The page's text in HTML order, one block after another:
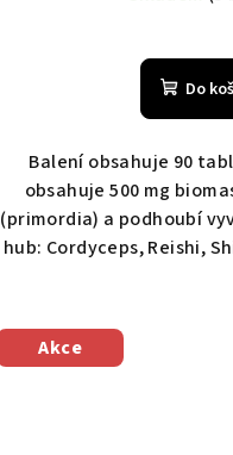
je
5,0
Do
Balení obsahuje 90
obsahuje 500 mg
(primordia) a podhoubí
hub: Cordyceps, Reishi,
Akce